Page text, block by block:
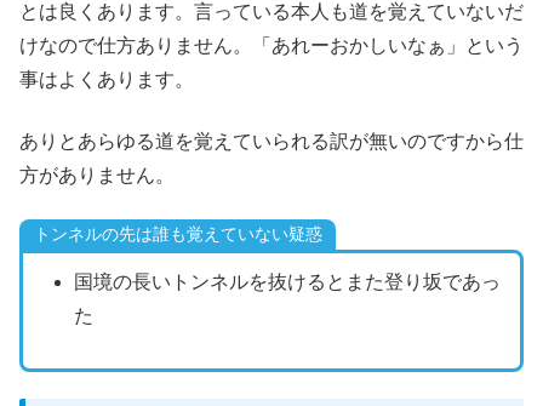
とは良くあります。言っている本人も道を覚えていないだ
けなので仕方ありません。「あれーおかしいなぁ」という
事はよくあります。
ありとあらゆる道を覚えていられる訳が無いのですから仕
方がありません。
トンネルの先は誰も覚えていない疑惑
国境の長いトンネルを抜けるとまた登り坂であっ
た